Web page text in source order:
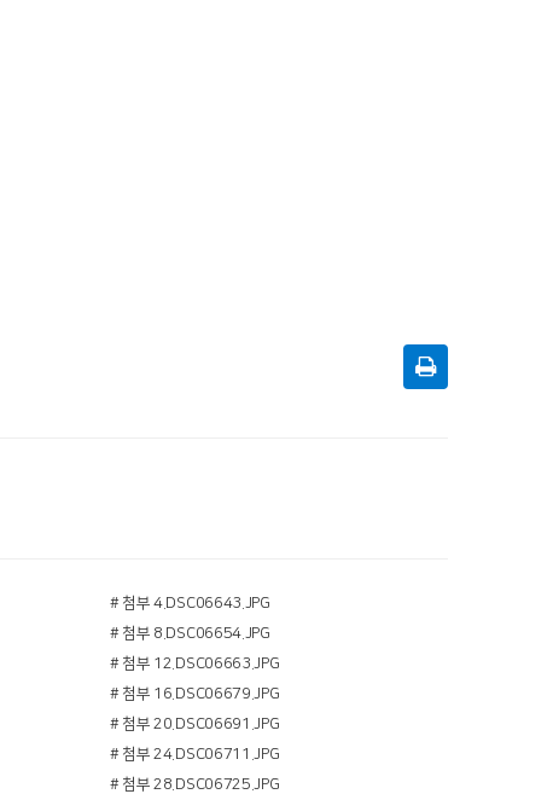
# 첨부 4.DSC06643.JPG
# 첨부 8.DSC06654.JPG
# 첨부 12.DSC06663.JPG
# 첨부 16.DSC06679.JPG
# 첨부 20.DSC06691.JPG
# 첨부 24.DSC06711.JPG
# 첨부 28.DSC06725.JPG